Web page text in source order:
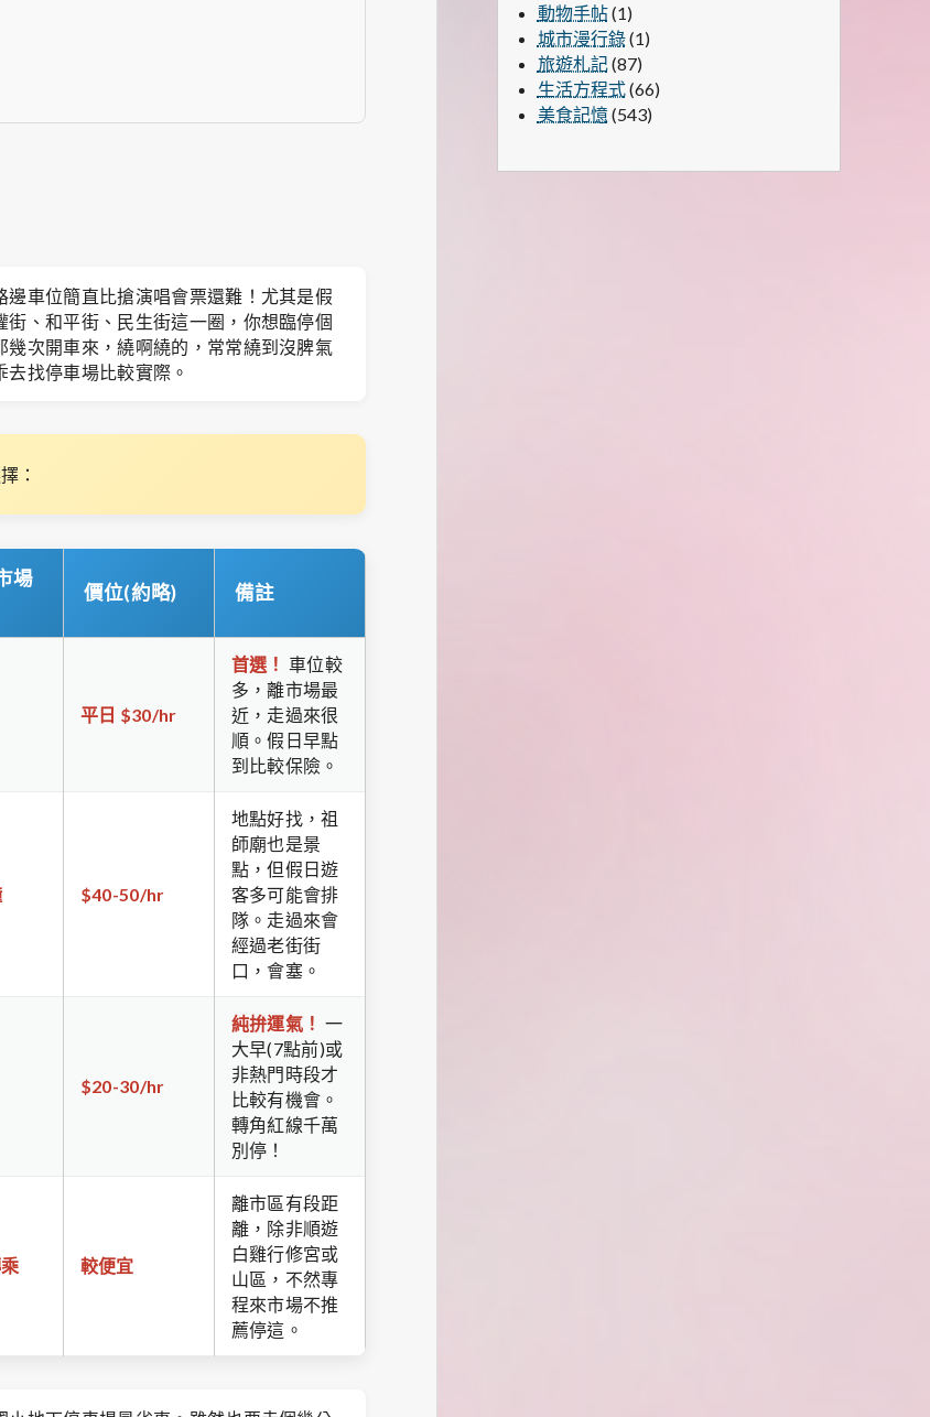
車位簡直比搶演唱會票還難！尤其是假
、和平街、民生街這一圈，你想臨停個
次開車來，繞啊繞的，常常繞到沒脾氣
去找停車場比較實際。
：
場
價位(約略) 備註
平日 $30/hr
首選！ 車位較
多，離市場最
近，走過來很
順。假日早點
到比較保險。
$40-50/hr
地點好找，祖
師廟也是景
點，但假日遊
客多可能會排
隊。走過來會
經過老街街
口，會塞。
$20-30/hr
純拚運氣！ 一
大早(7點前)或
非熱門時段才
比較有機會。
轉角紅線千萬
別停！
較便宜
離市區有段距
離，除非順遊
白雞行修宮或
山區，不然專
程來市場不推
薦停這。
動物手帖(1)
城市漫行錄(1)
旅遊札記(87)
生活方程式(66)
美食記憶(543)